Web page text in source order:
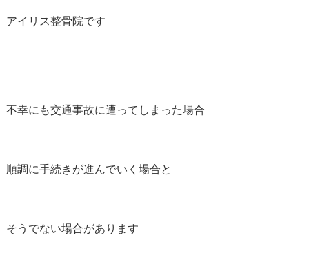
アイリス整骨院です
不幸にも交通事故に遭ってしまった場合
順調に手続きが進んでいく場合と
そうでない場合があります